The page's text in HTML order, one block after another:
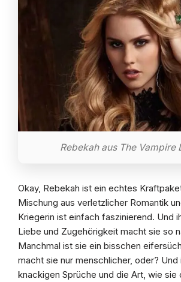
Rebekah aus The Vampire
Okay, Rebekah ist ein echtes
Mischung aus verletzlicher Romantik
Kriegerin ist einfach faszinierend. Und
Liebe und Zugehörigkeit macht sie so
Manchmal ist sie ein bisschen
macht sie nur menschlicher, oder? Und
knackigen Sprüche und die Art, wie sie